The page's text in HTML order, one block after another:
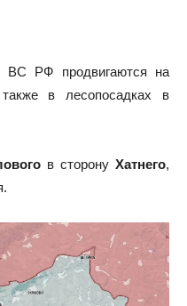
ВС РФ продвигаются на
в лесопосадках в
в сторонуХатнего,